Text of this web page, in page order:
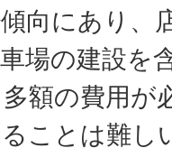
向にあり、
場の建設を
額の費用が
ことは難し